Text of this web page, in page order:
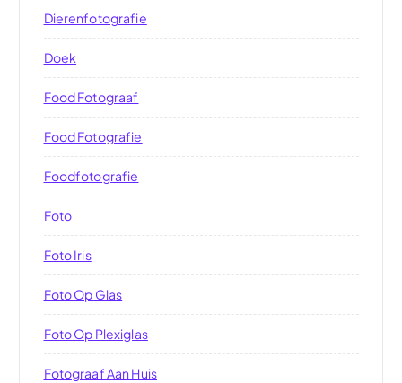
Dierenfotografie
Doek
Food Fotograaf
Food Fotografie
Foodfotografie
Foto
Foto Iris
Foto Op Glas
Foto Op Plexiglas
Fotograaf Aan Huis